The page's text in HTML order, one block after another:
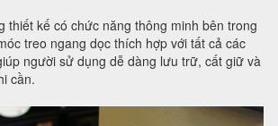
thiết kế có chức năng thông minh bên trong
treo ngang dọc thích hợp với tất cả các
người sử dụng dễ dàng lưu trữ, cất giữ và
cần.